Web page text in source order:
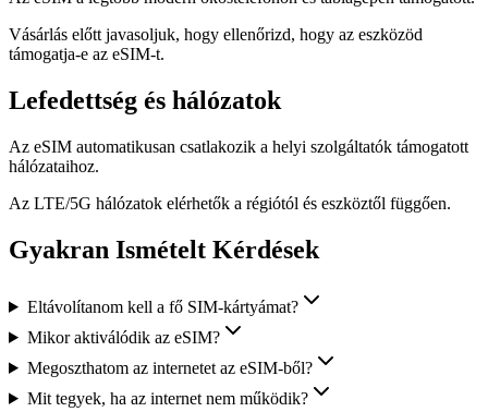
Vásárlás előtt javasoljuk, hogy ellenőrizd, hogy az eszközöd
támogatja-e az eSIM-t.
Lefedettség és hálózatok
Az eSIM automatikusan csatlakozik a helyi szolgáltatók támogatott
hálózataihoz.
Az LTE/5G hálózatok elérhetők a régiótól és eszköztől függően.
Gyakran Ismételt Kérdések
Eltávolítanom kell a fő SIM-kártyámat?
Mikor aktiválódik az eSIM?
Megoszthatom az internetet az eSIM-ből?
Mit tegyek, ha az internet nem működik?